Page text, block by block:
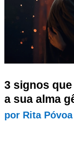
3 signos
a sua alma
por Rita Póvoa